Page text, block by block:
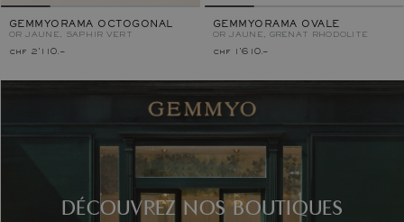
GEMMYORAMA OCTOGONAL
OR JAUNE, SAPHIR VERT
chf 2'110.–
GEMMYORAMA OVALE
OR JAUNE, GRENAT RHODOLITE
chf 1'610.–
DÉCOUVREZ NOS BOUTIQUES